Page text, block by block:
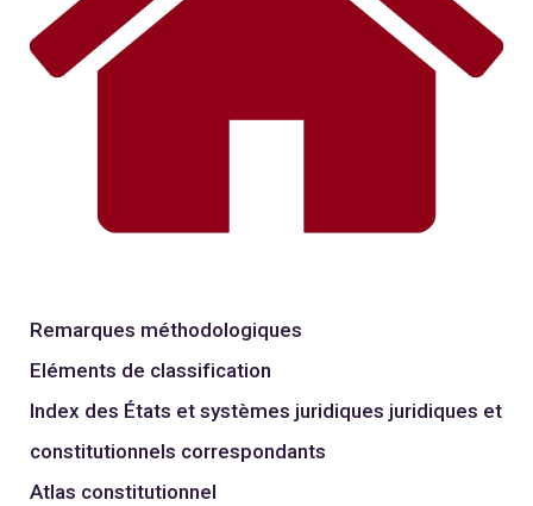
Remarques méthodologiques
Eléments de classification
Index des États et systèmes juridiques juridiques et
constitutionnels correspondants
Atlas constitutionnel